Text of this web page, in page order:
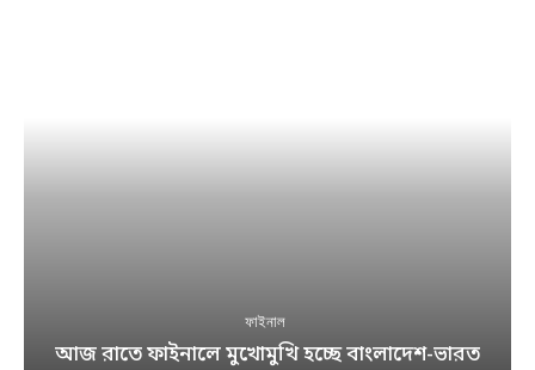
ফাইনাল
আজ রাতে ফাইনালে মুখোমুখি হচ্ছে বাংলাদেশ-ভারত